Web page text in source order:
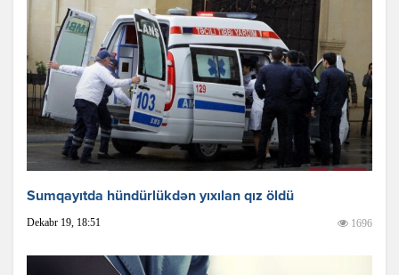
Sumqayıtda hündürlükdən yıxılan qız öldü
Dekabr 19, 18:51 1696